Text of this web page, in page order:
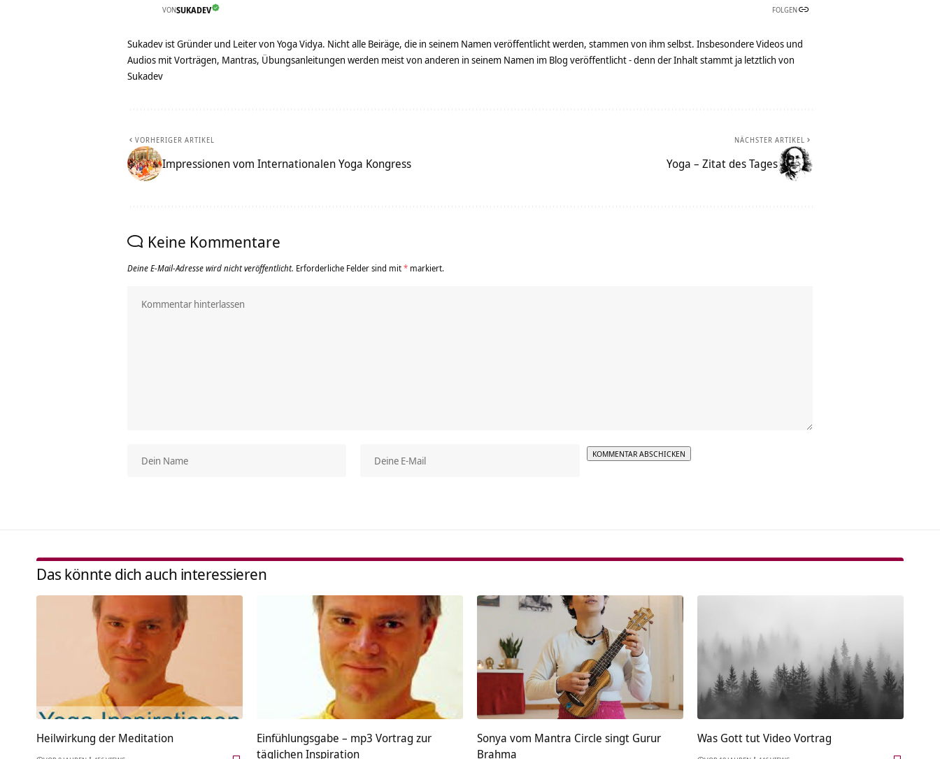
VONSUKADEV FOLGEN
Sukadev ist Gründer und Leiter von Yoga Vidya. Nicht alle Beiräge, die in seinem Namen veröffentlicht werden, stammen von ihm selbst. Insbesondere Videos und
Audios mit Vorträgen, Mantras, Übungsanleitungen werden meist von anderen in seinem Namen im Blog veröffentlicht - denn der Inhalt stammt ja letztlich von
Sukadev
VORHERIGER ARTIKEL
Impressionen vom Internationalen Yoga Kongress
NÄCHSTER ARTIKEL
Yoga – Zitat des Tages
Keine Kommentare
Deine E-Mail-Adresse wird nicht veröffentlicht. Erforderliche Felder sind mit* markiert.
Das könnte dich auch interessieren
Heilwirkung der Meditation
Einfühlungsgabe – mp3 Vortrag zur
täglichen Inspiration
Sonya vom Mantra Circle singt Gurur
Brahma
Was Gott tut Video Vortrag